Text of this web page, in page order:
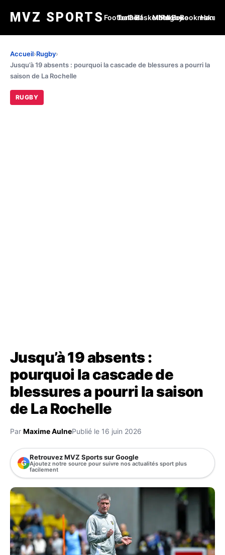
MVZ SPORTS Football
Tennis
GolfBasketball
MMARugby
BoxeBookmakers
Accueil›Rugby›
Jusqu’à 19 absents : pourquoi la cascade de blessures a pourri la
saison de La Rochelle
RUGBY
Jusqu’à 19 absents :
pourquoi la cascade de
blessures a pourri la saison
de La Rochelle
Par Maxime AulnePublié le 16 juin 2026
G
Retrouvez MVZ Sports sur Google
Ajoutez notre source pour suivre nos actualités sport plus
facilement